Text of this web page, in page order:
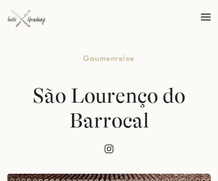
Skip to main content
Gaumenreise
São Lourenço do
Barrocal